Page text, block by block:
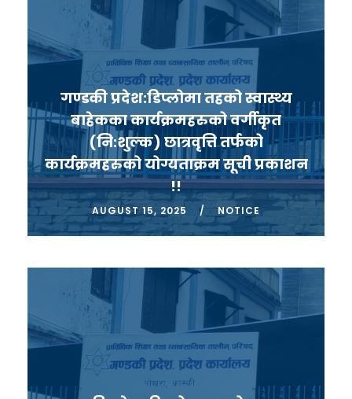
गण्डकी प्रदेश:डिप्लोमा तहको स्वास्थ्य
बाहेकका कार्यक्रमहरुको वर्गीकृत
(नि:शुल्क) छात्रवृत्ति तर्फको
कार्यक्रमहरुको योग्यताक्रम सूची प्रकाशन
!!
AUGUST 15, 2025 NOTICE